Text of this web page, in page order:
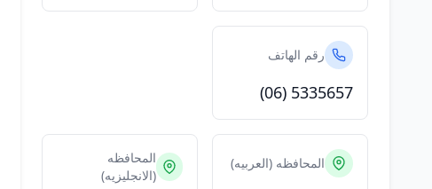
رقم الهاتف
(06) 5335657
المحافظه (العربيه)
المحافظه
(الانجليزيه)